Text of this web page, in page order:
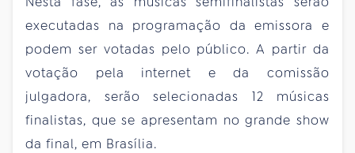
executadas na programação da emissora e
podem ser votadas pelo público. A partir da
votação pela internet e da comissão
julgadora, serão selecionadas 12 músicas
finalistas, que se apresentam no grande show
da final, em Brasília.